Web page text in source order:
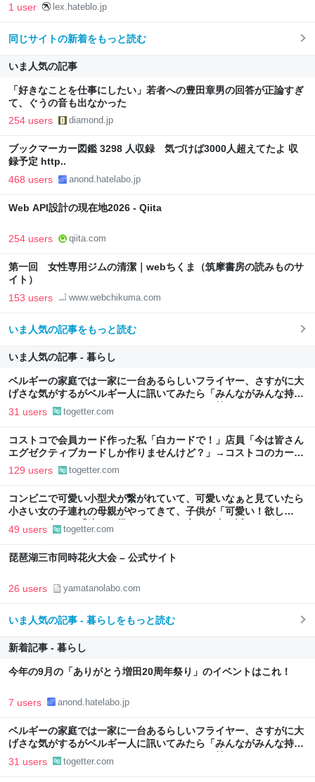
1 user lex.hateblo.jp
同じサイトの新着をもっと読む
いま人気の記事
「好きなことを仕事にしたい」若者への豊田章男の回答が正論すぎ
て、ぐうの音も出なかった
254 users diamond.jp
ブックマーカー図鑑 3298 人収録 気づけば3000人超えてたよ 収
録予定 http..
468 users anond.hatelabo.jp
Web API設計の現在地2026 - Qiita
254 users qiita.com
第一回 女性専用ジムの清潔｜webちくま（筑摩書房の読みものサ
イト）
153 users www.webchikuma.com
いま人気の記事をもっと読む
いま人気の記事 - 暮らし
ベルギーの家庭では一家に一台あるらしいフライヤー、さすがに大
げさな気がするがベルギー人に訊いてみたら「みんながみんな持っ
てるわけやないで。うちにはあるけどな」とか答えるんだろうな
31 users togetter.com
コストコで会員カード作った私「白カードで！」店員「今は皆さん
エグゼクティブカードしか作りませんけど？」→コストコのカード
勧誘はやたら圧が強いが、本当にお得なの？
129 users togetter.com
コンビニで可愛い小型犬が繋がれていて、可愛いなぁと見ていたら
小さい女の子連れの母親がやってきて、子供が「可愛い！欲し
い！」と言うと「連れて帰ろうか？」と言って犬に近づいて行った
49 users togetter.com
琵琶湖三市同時花火大会 – 公式サイト
26 users yamatanolabo.com
いま人気の記事 - 暮らしをもっと読む
新着記事 - 暮らし
今年の9月の「ありがとう増田20周年祭り」のイベントはこれ！
7 users anond.hatelabo.jp
ベルギーの家庭では一家に一台あるらしいフライヤー、さすがに大
げさな気がするがベルギー人に訊いてみたら「みんながみんな持っ
てるわけやないで。うちにはあるけどな」とか答えるんだろうな
31 users togetter.com